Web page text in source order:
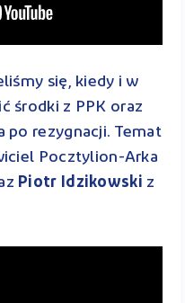
się, kiedy i w
środki z PPK oraz
po rezygnacji. Temat
Pocztylion-Arka
Piotr Idzikowski z